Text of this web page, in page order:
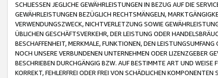
SCHLIESSEN JEGLICHE GEWÄHRLEISTUNGEN IN BEZUG AUF DIE
GEWÄHRLEISTUNGEN BEZÜGLICH RECHTSMÄNGELN,
VERWENDUNGSZWECK, NICHTVERLETZUNG SOWIE
ÜBLICHEN GESCHÄFTSVERKEHR, DER LEISTUNG ODER
BESCHAFFENHEIT, MERKMALE, FUNKTIONEN, DEN
NOCH UNSERE VERBUNDENEN UNTERNEHMEN ODER LIZENZGEBER
BESCHRIEBEN DURCHGÄNGIG BZW. AUF BESTIMMTE ART UND
KORREKT, FEHLERFREI ODER FREI VON SCHÄDLICHEN